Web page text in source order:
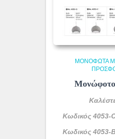
ΜΟΝΌΦΩΤΑ
Κωδικός 4053-
Κωδικός 4053-